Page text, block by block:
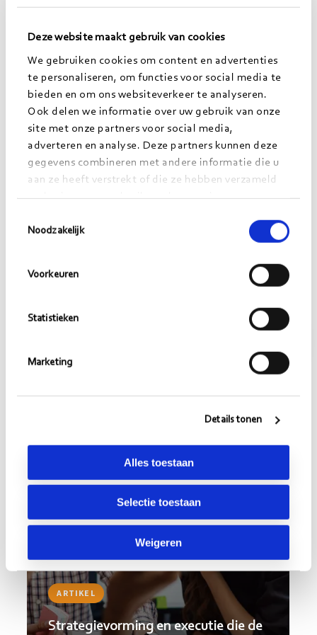
Deze website maakt gebruik van cookies
We gebruiken cookies om content en advertenties
te personaliseren, om functies voor social media te
bieden en om ons websiteverkeer te analyseren.
Ook delen we informatie over uw gebruik van onze
site met onze partners voor social media,
adverteren en analyse. Deze partners kunnen deze
gegevens combineren met andere informatie die u
aan ze heeft verstrekt of die ze hebben verzameld
op basis van uw gebruik van hun services.
Noodzakelijk
Voorkeuren
Statistieken
Marketing
Details tonen
Alles toestaan
Selectie toestaan
Weigeren
Herbert Fetter
https://www.linkedin.com/in/herbertfetter/
Meer lezen?
Volgende
ARTIKEL
Strategievorming en executie die de